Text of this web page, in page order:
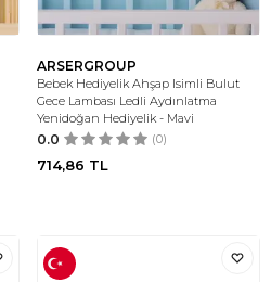
ARSERGROUP
Bebek Hediyelik Ahşap Isimli Bulut
Gece Lambası Ledli Aydınlatma
Yenidoğan Hediyelik - Mavi
0.0 (0)
714,86 TL